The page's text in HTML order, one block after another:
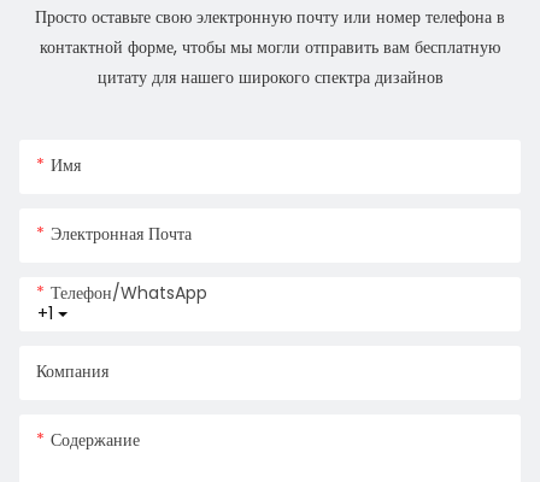
Просто оставьте свою электронную почту или номер телефона в
контактной форме, чтобы мы могли отправить вам бесплатную
цитату для нашего широкого спектра дизайнов
Имя
Электронная Почта
+1
Телефон/WhatsApp
Компания
Содержание